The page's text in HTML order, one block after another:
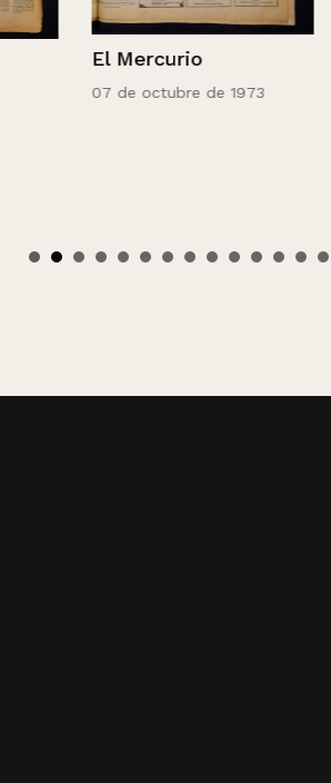
El Mercurio
07 de octubre de 1973